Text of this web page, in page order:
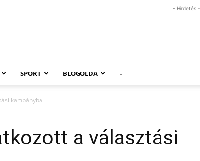
- Hirdetés -
SPORT BLOGOLDA –
kampányba
a választási